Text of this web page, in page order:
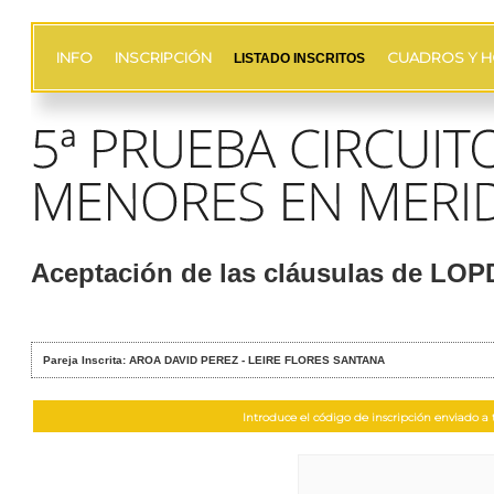
INFO INSCRIPCIÓN LISTADO INSCRITOS CUADROS Y
Aceptación de las cláusulas de
Pareja Inscrita: AROA DAVID PEREZ - LEIRE FLORES SANTANA
Introduce el código de inscripción enviado